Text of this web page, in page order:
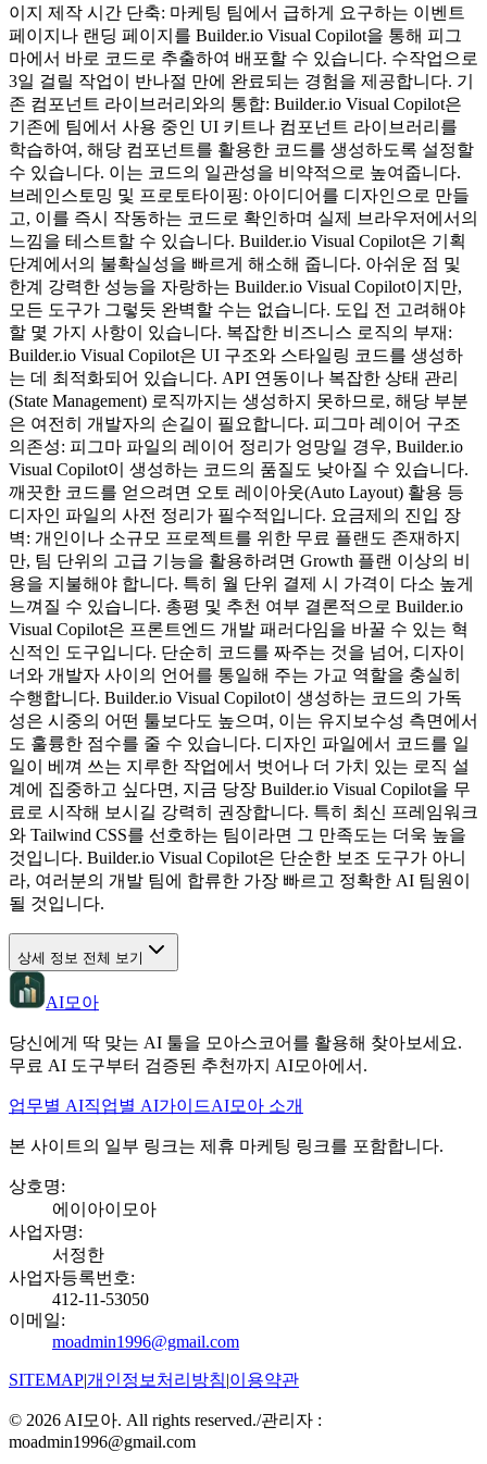
이지 제작 시간 단축: 마케팅 팀에서 급하게 요구하는 이벤트
페이지나 랜딩 페이지를 Builder.io Visual Copilot을 통해 피그
마에서 바로 코드로 추출하여 배포할 수 있습니다. 수작업으로
3일 걸릴 작업이 반나절 만에 완료되는 경험을 제공합니다. 기
존 컴포넌트 라이브러리와의 통합: Builder.io Visual Copilot은
기존에 팀에서 사용 중인 UI 키트나 컴포넌트 라이브러리를
학습하여, 해당 컴포넌트를 활용한 코드를 생성하도록 설정할
수 있습니다. 이는 코드의 일관성을 비약적으로 높여줍니다.
브레인스토밍 및 프로토타이핑: 아이디어를 디자인으로 만들
고, 이를 즉시 작동하는 코드로 확인하며 실제 브라우저에서의
느낌을 테스트할 수 있습니다. Builder.io Visual Copilot은 기획
단계에서의 불확실성을 빠르게 해소해 줍니다. 아쉬운 점 및
한계 강력한 성능을 자랑하는 Builder.io Visual Copilot이지만,
모든 도구가 그렇듯 완벽할 수는 없습니다. 도입 전 고려해야
할 몇 가지 사항이 있습니다. 복잡한 비즈니스 로직의 부재:
Builder.io Visual Copilot은 UI 구조와 스타일링 코드를 생성하
는 데 최적화되어 있습니다. API 연동이나 복잡한 상태 관리
(State Management) 로직까지는 생성하지 못하므로, 해당 부분
은 여전히 개발자의 손길이 필요합니다. 피그마 레이어 구조
의존성: 피그마 파일의 레이어 정리가 엉망일 경우, Builder.io
Visual Copilot이 생성하는 코드의 품질도 낮아질 수 있습니다.
깨끗한 코드를 얻으려면 오토 레이아웃(Auto Layout) 활용 등
디자인 파일의 사전 정리가 필수적입니다. 요금제의 진입 장
벽: 개인이나 소규모 프로젝트를 위한 무료 플랜도 존재하지
만, 팀 단위의 고급 기능을 활용하려면 Growth 플랜 이상의 비
용을 지불해야 합니다. 특히 월 단위 결제 시 가격이 다소 높게
느껴질 수 있습니다. 총평 및 추천 여부 결론적으로 Builder.io
Visual Copilot은 프론트엔드 개발 패러다임을 바꿀 수 있는 혁
신적인 도구입니다. 단순히 코드를 짜주는 것을 넘어, 디자이
너와 개발자 사이의 언어를 통일해 주는 가교 역할을 충실히
수행합니다. Builder.io Visual Copilot이 생성하는 코드의 가독
성은 시중의 어떤 툴보다도 높으며, 이는 유지보수성 측면에서
도 훌륭한 점수를 줄 수 있습니다. 디자인 파일에서 코드를 일
일이 베껴 쓰는 지루한 작업에서 벗어나 더 가치 있는 로직 설
계에 집중하고 싶다면, 지금 당장 Builder.io Visual Copilot을 무
료로 시작해 보시길 강력히 권장합니다. 특히 최신 프레임워크
와 Tailwind CSS를 선호하는 팀이라면 그 만족도는 더욱 높을
것입니다. Builder.io Visual Copilot은 단순한 보조 도구가 아니
라, 여러분의 개발 팀에 합류한 가장 빠르고 정확한 AI 팀원이
될 것입니다.
상세 정보 전체 보기
AI모아
당신에게 딱 맞는 AI 툴을 모아스코어를 활용해 찾아보세요.
무료 AI 도구부터 검증된 추천까지 AI모아에서.
업무별 AI직업별 AI가이드AI모아 소개
본 사이트의 일부 링크는 제휴 마케팅 링크를 포함합니다.
상호명:
에이아이모아
사업자명:
서정한
사업자등록번호:
412-11-53050
이메일:
moadmin1996@gmail.com
SITEMAP|개인정보처리방침|이용약관
© 2026 AI모아. All rights reserved./관리자 :
moadmin1996@gmail.com